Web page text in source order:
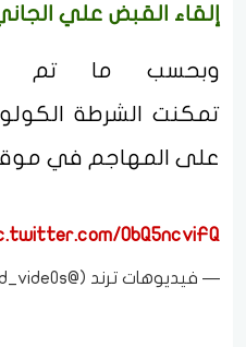
إلقاء القبض علي
وبحسب ما تم
تمكنت الشرطة
على المهاجم في
ObQ5ncviFQ
— فيديوهات ترند (@Trend_vide0s)